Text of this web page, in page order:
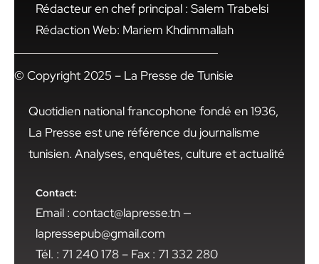
Rédacteur en chef principal : Salem Trabelsi
Rédaction Web: Mariem Khdimmallah
© Copyright 2025 – La Presse de Tunisie
Quotidien national francophone fondé en 1936,
La Presse est une référence du journalisme
tunisien. Analyses, enquêtes, culture et actualité
Contact:
Email : contact@lapresse.tn —
lapressepub@gmail.com
Tél. : 71 240 178 – Fax : 71 332 280